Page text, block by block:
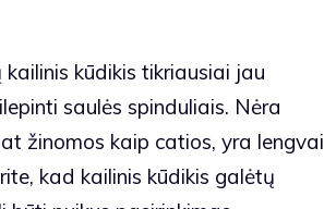
kūdikis tikriausiai jau
saulės spinduliais. Nėra
žinomos kaip catios, yra lengvai
kad kailinis kūdikis galėtų